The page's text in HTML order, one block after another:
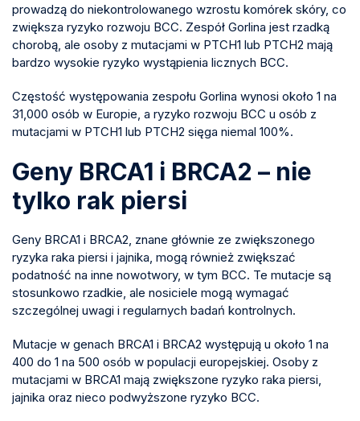
prowadzą do niekontrolowanego wzrostu komórek skóry, co
zwiększa ryzyko rozwoju BCC. Zespół Gorlina jest rzadką
chorobą, ale osoby z mutacjami w PTCH1 lub PTCH2 mają
bardzo wysokie ryzyko wystąpienia licznych BCC.
Częstość występowania zespołu Gorlina wynosi około 1 na
31,000 osób w Europie, a ryzyko rozwoju BCC u osób z
mutacjami w PTCH1 lub PTCH2 sięga niemal 100%.
Geny BRCA1 i BRCA2 – nie
tylko rak piersi
Geny BRCA1 i BRCA2, znane głównie ze zwiększonego
ryzyka raka piersi i jajnika, mogą również zwiększać
podatność na inne nowotwory, w tym BCC. Te mutacje są
stosunkowo rzadkie, ale nosiciele mogą wymagać
szczególnej uwagi i regularnych badań kontrolnych.
Mutacje w genach BRCA1 i BRCA2 występują u około 1 na
400 do 1 na 500 osób w populacji europejskiej. Osoby z
mutacjami w BRCA1 mają zwiększone ryzyko raka piersi,
jajnika oraz nieco podwyższone ryzyko BCC.